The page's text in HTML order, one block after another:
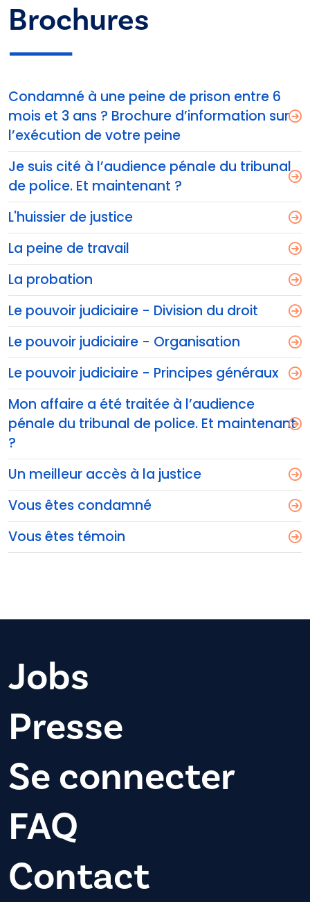
Brochures
Condamné à une peine de prison entre 6
mois et 3 ans ? Brochure d’information sur
l’exécution de votre peine
Je suis cité à l’audience pénale du tribunal
de police. Et maintenant ?
L'huissier de justice
La peine de travail
La probation
Le pouvoir judiciaire - Division du droit
Le pouvoir judiciaire - Organisation
Le pouvoir judiciaire - Principes généraux
Mon affaire a été traitée à l’audience
pénale du tribunal de police. Et maintenant
?
Un meilleur accès à la justice
Vous êtes condamné
Vous êtes témoin
Jobs
Presse
Se connecter
FAQ
Contact